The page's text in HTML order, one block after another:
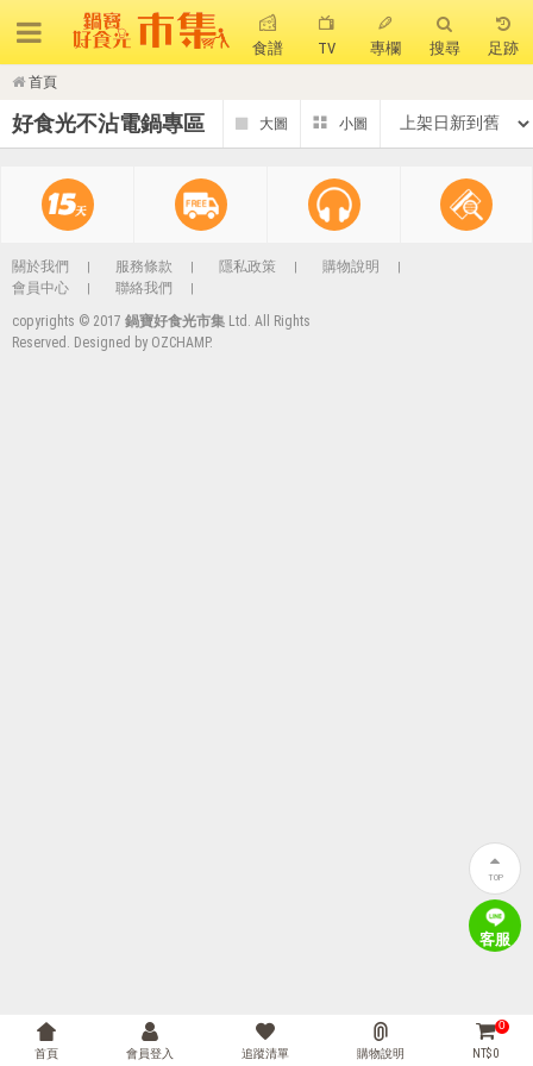
食譜 TV 專欄 搜尋 足跡
首頁
好食光不沾電鍋專區
關於我們 服務條款 隱私政策
購物說明
會員中心
聯絡我們
copyrights © 2017 鍋寶好食光市集 Ltd. All Rights
Reserved. Designed by OZCHAMP.
首頁 會員登入 追蹤清單 購物說明
0
NT$ 0
TOP
客服
熱門搜尋
聚油不沾鍋 全球通吹風機 陶瓷不沾電鍋
珍珠粗吸管杯 可微波保鮮盒 大理石不沾鍋